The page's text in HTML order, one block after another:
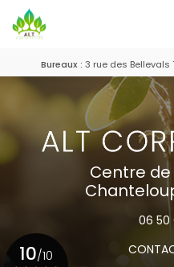
au
contenu
Bureaux : 3 rue des Bellevals
Centre
06 50
10/10